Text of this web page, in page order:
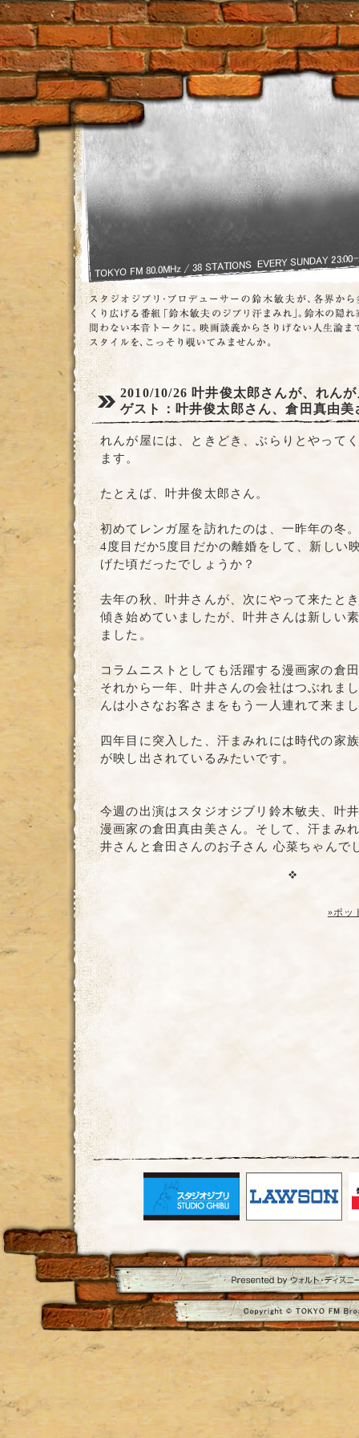
2010/10/26叶井俊太郎さんが、れん
ゲスト：叶井俊太郎さん、倉田真由
れんが屋には、ときどき、ぶらりとやって
ます。
たとえば、叶井俊太郎さん。
初めてレンガ屋を訪れたのは、一昨年の冬。
4度目だか5度目だかの離婚をして、新しい
げた頃だったでしょうか？
去年の秋、叶井さんが、次にやって来たと
傾き始めていましたが、叶井さんは新しい
ました。
コラムニストとしても活躍する漫画家の倉
それから一年、叶井さんの会社はつぶれま
んは小さなお客さまをもう一人連れて来ま
四年目に突入した、汗まみれには時代の家
が映し出されているみたいです。
今週の出演はスタジオジブリ鈴木敏夫、叶
漫画家の倉田真由美さん。そして、汗まみ
井さんと倉田さんのお子さん 心菜ちゃんで
»ポッ